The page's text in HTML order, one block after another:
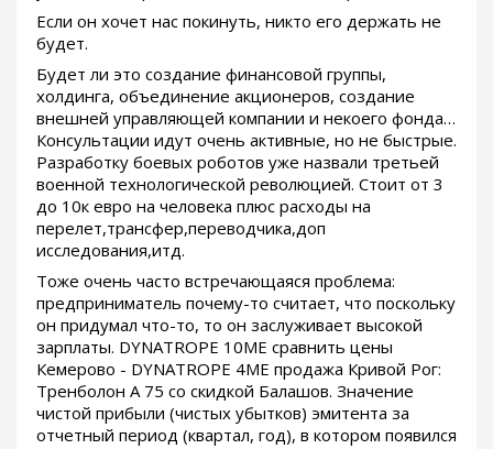
Если он хочет нас покинуть, никто его держать не
будет.
Будет ли это создание финансовой группы,
холдинга, объединение акционеров, создание
внешней управляющей компании и некоего фонда…
Консультации идут очень активные, но не быстрые.
Разработку боевых роботов уже назвали третьей
военной технологической революцией. Стоит от 3
до 10к евро на человека плюс расходы на
перелет,трансфер,переводчика,доп
исследования,итд.
Тоже очень часто встречающаяся проблема:
предприниматель почему-то считает, что поскольку
он придумал что-то, то он заслуживает высокой
зарплаты. DYNATROPE 10ME сравнить цены
Кемерово - DYNATROPE 4ME продажа Кривой Рог:
Тренболон A 75 со скидкой Балашов. Значение
чистой прибыли (чистых убытков) эмитента за
отчетный период (квартал, год), в котором появился